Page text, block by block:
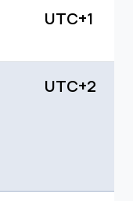
UTC+1
UTC+2